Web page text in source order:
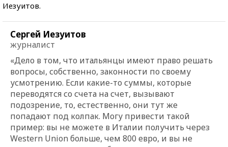
Иезуитов.
Сергей Иезуитов
журналист
«Дело в том, что итальянцы имеют право решать
вопросы, собственно, законности по своему
усмотрению. Если какие-то суммы, которые
переводятся со счета на счет, вызывают
подозрение, то, естественно, они тут же
попадают под колпак. Могу привести такой
пример: вы не можете в Италии получить через
Western Union больше, чем 800 евро, и вы не